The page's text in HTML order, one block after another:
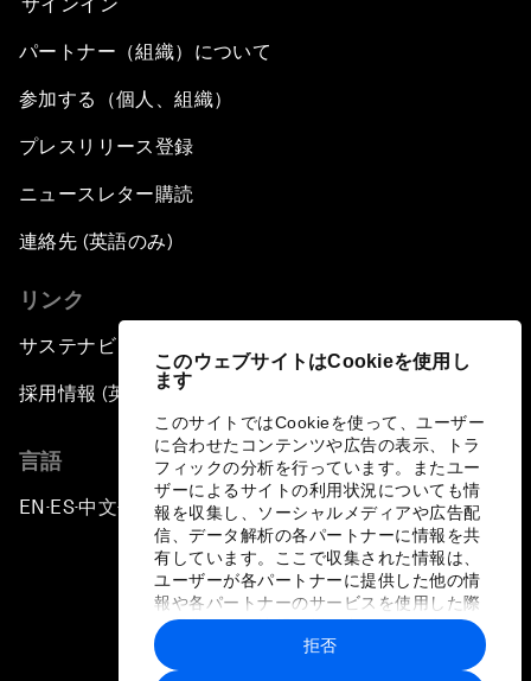
このウェブサイトはCookieを使用し
ます
このサイトではCookieを使って、ユーザー
に合わせたコンテンツや広告の表示、トラ
フィックの分析を行っています。またユー
ザーによるサイトの利用状況についても情
報を収集し、ソーシャルメディアや広告配
信、データ解析の各パートナーに情報を共
有しています。ここで収集された情報は、
ユーザーが各パートナーに提供した他の情
報や各パートナーのサービスを使用した際
に収集された情報と組み合わされ、各パー
トナーによって使用されることがありま
す。
拒否
パートナー（組織）について
参加する（個人、組織）
プレスリリース登録
ニュースレター購読
連絡先 (英語のみ)
リンク
サステナビリティへの取り組み
採用情報 (英語のみ)
言語
EN ▪ES▪中文▪ 日本語
プライバシーポリシーと利用規約